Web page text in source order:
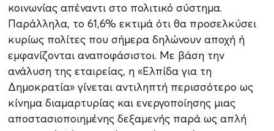
κοινωνίας απέναντι στο πολιτικό σύστημα.
Παράλληλα, το 61,6% εκτιμά ότι θα προσελκύσει
κυρίως πολίτες που σήμερα δηλώνουν αποχή ή
εμφανίζονται αναποφάσιστοι. Με βάση την
ανάλυση της εταιρείας, η «Ελπίδα για τη
Δημοκρατία» γίνεται αντιληπτή περισσότερο ως
κίνημα διαμαρτυρίας και ενεργοποίησης μιας
αποστασιοποιημένης δεξαμενής παρά ως απλή